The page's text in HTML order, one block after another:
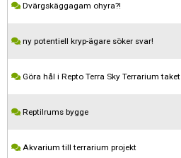
Dvärgskäggagam ohyra?!
ny potentiell kryp-ägare söker svar!
Göra hål i Repto Terra Sky Terrarium taket
Reptilrums bygge
Akvarium till terrarium projekt